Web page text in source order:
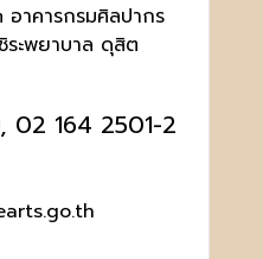
าคารกรมศิลปากร
ะพยาบาล ดุสิต
02 164 2501-2